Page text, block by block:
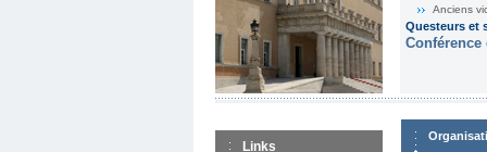
Anciens
Questeurs et
Links